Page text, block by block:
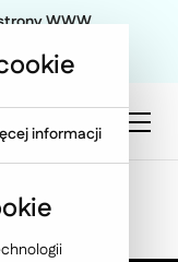
WWW
informacji